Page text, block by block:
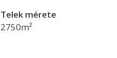
Telek mérete
2750m²